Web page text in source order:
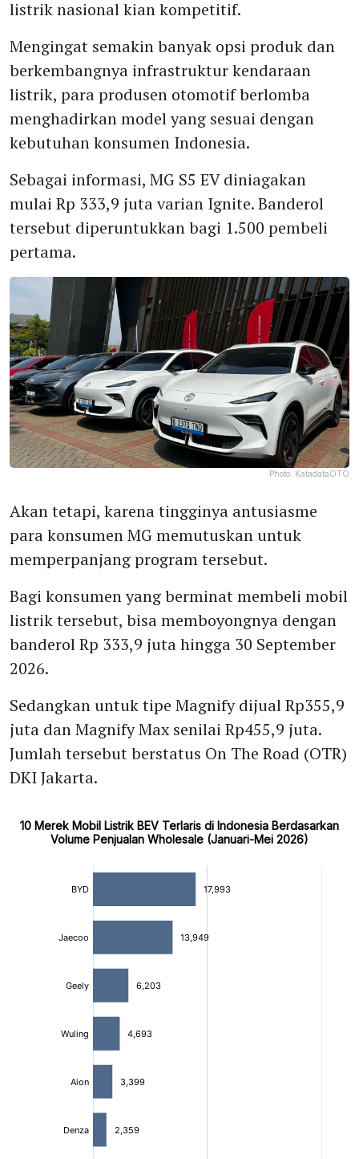
listrik nasional kian kompetitif.
Mengingat semakin banyak opsi produk dan
berkembangnya infrastruktur kendaraan
listrik, para produsen otomotif berlomba
menghadirkan model yang sesuai dengan
kebutuhan konsumen Indonesia.
Sebagai informasi, MG S5 EV diniagakan
mulai Rp 333,9 juta varian Ignite. Banderol
tersebut diperuntukkan bagi 1.500 pembeli
pertama.
Photo: KatadataOTO
Akan tetapi, karena tingginya antusiasme
para konsumen MG memutuskan untuk
memperpanjang program tersebut.
Bagi konsumen yang berminat membeli mobil
listrik tersebut, bisa memboyongnya dengan
banderol Rp 333,9 juta hingga 30 September
2026.
Sedangkan untuk tipe Magnify dijual Rp355,9
juta dan Magnify Max senilai Rp455,9 juta.
Jumlah tersebut berstatus On The Road (OTR)
DKI Jakarta.